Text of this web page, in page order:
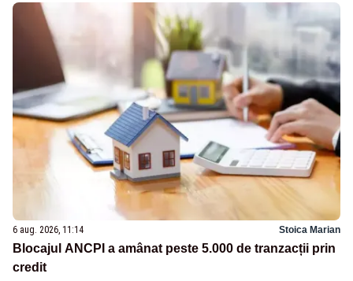
6 aug. 2026, 11:14 Stoica Marian
Blocajul ANCPI a amânat peste 5.000 de tranzacții prin
credit